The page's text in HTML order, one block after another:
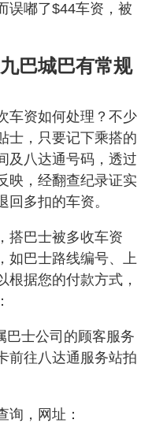
误嘟了$44车资，被
巴城巴有常规
车资如何处理？不少
士，只要记下乘搭的
及八达通号码，透过
映，经翻查纪录证实
多扣的车资。
搭巴士被多收车资
如巴士路线编号、上
根据您的付款方式，
巴士公司的顾客服务
前往八达通服务站拍
询，网址：